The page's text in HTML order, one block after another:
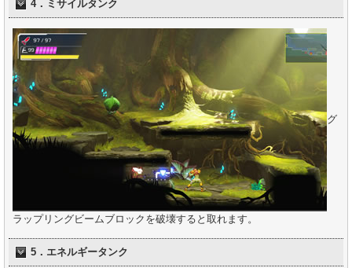
4．ミサイルタンク
グ
ラップリングビームブロックを破壊すると取れます。
5．エネルギータンク